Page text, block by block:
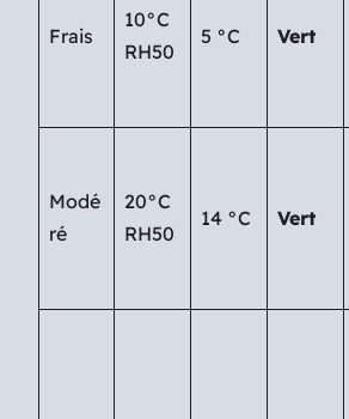
Frais
10°C
RH50
5 °C Vert
Modé
ré
20°C
RH50
14 °C Vert